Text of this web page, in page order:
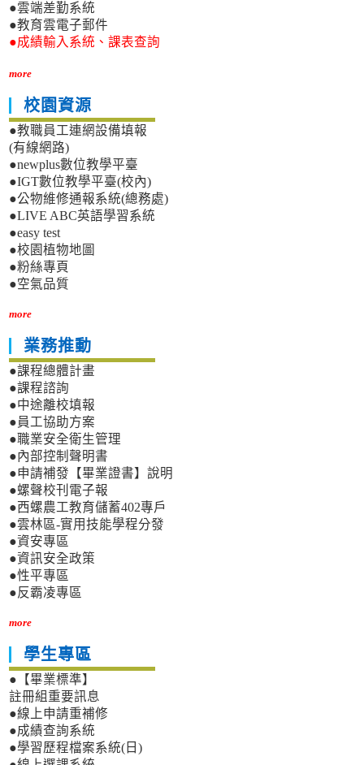
●雲端差勤系統
●教育雲電子郵件
●成績輸入系統、課表查詢
more
校園資源
●教職員工連網設備填報
(有線網路)
●newplus數位教學平臺
●IGT數位教學平臺(校內)
●公物維修通報系統(總務處)
●LIVE ABC英語學習系統
●easy test
●校園植物地圖
●粉絲專頁
●空氣品質
more
業務推動
●課程總體計畫
●課程諮詢
●中途離校填報
●員工協助方案
●職業安全衛生管理
●內部控制聲明書
●申請補發【畢業證書】說明
●螺聲校刊電子報
●西螺農工教育儲蓄402專戶
●雲林區-實用技能學程分發
●資安專區
●資訊安全政策
●性平專區
●反霸凌專區
more
學生專區
●【畢業標準】
註冊組重要訊息
●線上申請重補修
●成績查詢系統
●學習歷程檔案系統(日)